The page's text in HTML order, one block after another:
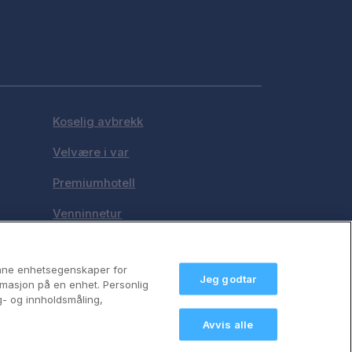
Koselig avbrekk
Velvære i var
Premiumhotell
Venninnetur
enhetsegenskaper for
på en enhet. Personlig
og innholdsmåling,
Jeg godtar
Avvis alle